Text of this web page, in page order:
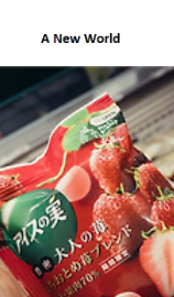
나와 - 沖縄46건이 검색되었